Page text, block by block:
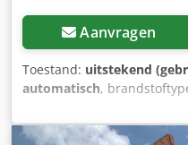
Aanvragen
Toestand: uitstekend
automatisch,
,
cabine, = Verdere opties